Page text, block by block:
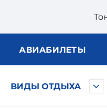
АВИАБИЛЕТЫ
ВИДЫ ОТДЫХА